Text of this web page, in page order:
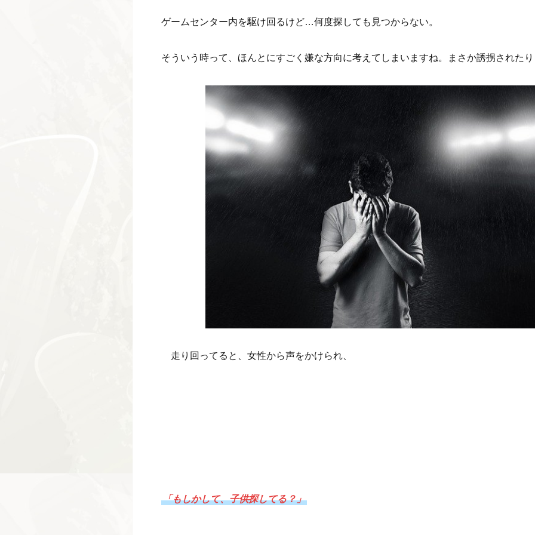
ゲームセンター内を駆け回るけど…何度探しても見つからない。
そういう時って、ほんとにすごく嫌な方向に考えてしまいますね。まさか誘拐された
走り回ってると、女性から声をかけられ、
「もしかして、子供探してる？」